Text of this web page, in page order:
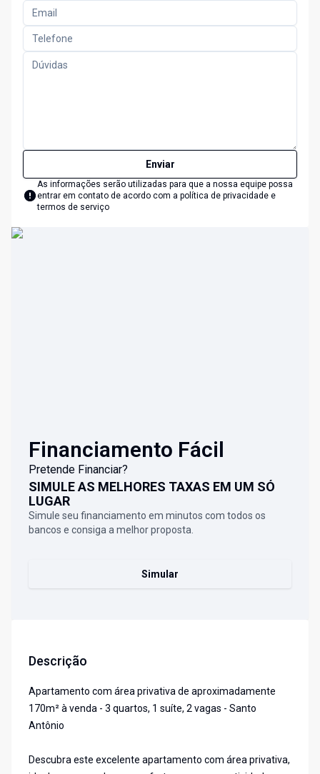
Enviar
As informações serão utilizadas para que a nossa equipe possa
entrar em contato de acordo com a política de privacidade e
termos de serviço
Financiamento Fácil
Pretende Financiar?
SIMULE AS MELHORES TAXAS EM UM SÓ
LUGAR
Simule seu financiamento em minutos com todos os
bancos e consiga a melhor proposta.
Simular
Descrição
Apartamento com área privativa de aproximadamente
170m² à venda - 3 quartos, 1 suíte, 2 vagas - Santo
Antônio
Descubra este excelente apartamento com área privativa,